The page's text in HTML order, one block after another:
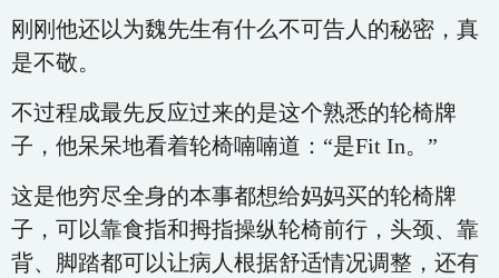
刚刚他还以为魏先生有什么不可告人的秘密，真
是不敬。
不过程成最先反应过来的是这个熟悉的轮椅牌
子，他呆呆地看着轮椅喃喃道：“是Fit In。”
这是他穷尽全身的本事都想给妈妈买的轮椅牌
子，可以靠食指和拇指操纵轮椅前行，头颈、靠
背、脚踏都可以让病人根据舒适情况调整，还有